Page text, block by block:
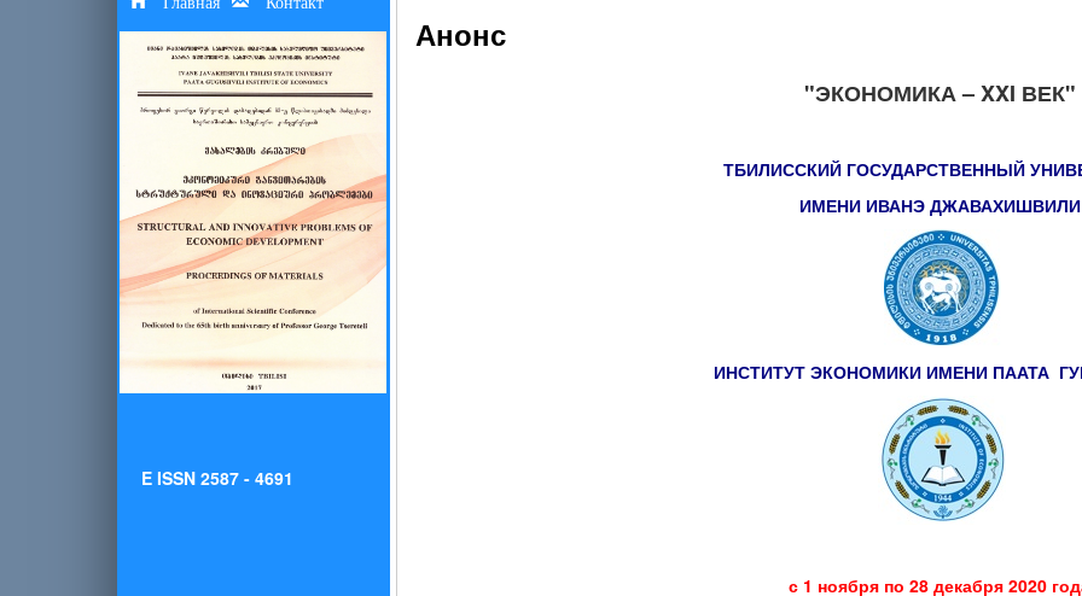
E ISSN 2587 - 4691
Анонс
"ЭКОНОМИКА – XXI ВЕК"
ТБИЛИССКИЙ ГОСУДАРСТВЕННЫЙ
ИМЕНИ ИВАНЭ ДЖАВАХИШВИЛИ
ИНСТИТУТ ЭКОНОМИКИ ИМЕНИ ПААТА
с 1 ноября по 28 декабря 2020